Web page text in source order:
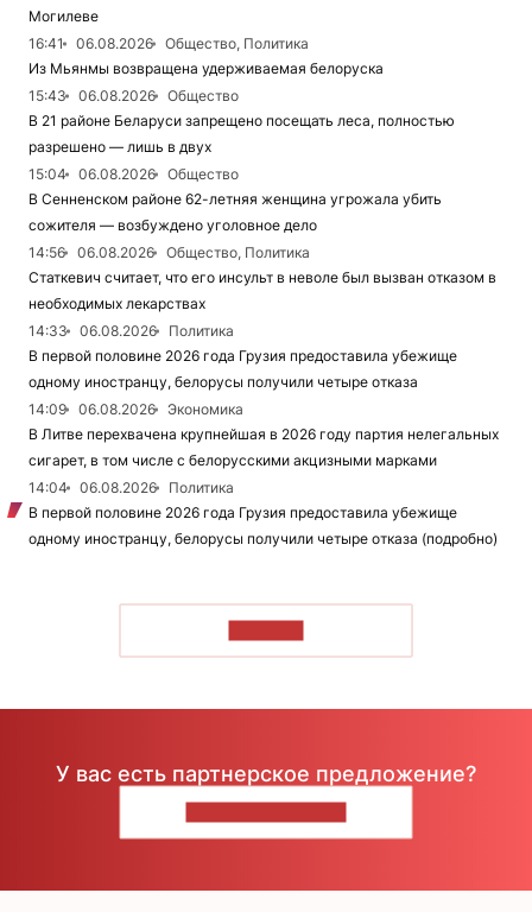
Могилеве
16:41
06.08.2026
Общество, Политика
Из Мьянмы возвращена удерживаемая белоруска
15:43
06.08.2026
Общество
В 21 районе Беларуси запрещено посещать леса, полностью
разрешено — лишь в двух
15:04
06.08.2026
Общество
В Сенненском районе 62-летняя женщина угрожала убить
сожителя — возбуждено уголовное дело
14:56
06.08.2026
Общество, Политика
Статкевич считает, что его инсульт в неволе был вызван отказом в
необходимых лекарствах
14:33
06.08.2026
Политика
В первой половине 2026 года Грузия предоставила убежище
одному иностранцу, белорусы получили четыре отказа
14:09
06.08.2026
Экономика
В Литве перехвачена крупнейшая в 2026 году партия нелегальных
сигарет, в том числе с белорусскими акцизными марками
14:04
06.08.2026
Политика
В первой половине 2026 года Грузия предоставила убежище
одному иностранцу, белорусы получили четыре отказа (подробно)
У вас есть партнерское предложение?